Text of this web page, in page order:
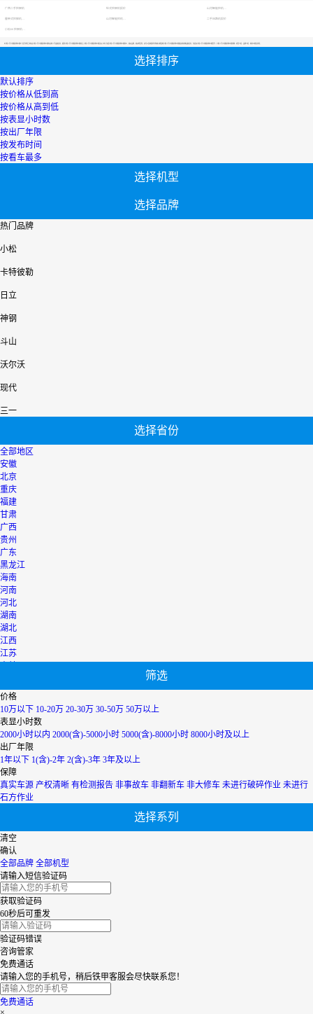
广西二手挖掘机 轮式挖掘机报价
二手压路机报价
【小松二手小挖掘机网价格】专区为您汇总有关小松二手小挖掘机网价格有关的二手设备信息，提供小松二手小挖掘机网价格转让,小松二手小挖掘机网价格买卖,市场,包括小松二手小挖掘机网价格报价，热卖品牌，热卖地区等；还可以直接看到为您精心挑选的小松二手小挖掘机网价格相关的机械设备信息，包括其小松二手小挖掘机网价格型号、小松二手小挖掘机网价格参数、机型介绍、品牌介绍、新机价格信息等；
选择排序
默认排序
按价格从低到高
按价格从高到低
按表显小时数
按出厂年限
按发布时间
按看车最多
选择机型
选择品牌
热门品牌
小松
卡特彼勒
日立
神钢
斗山
沃尔沃
现代
三一
选择省份
全部地区
安徽
北京
重庆
福建
甘肃
广西
贵州
广东
黑龙江
海南
河南
河北
湖南
湖北
江西
江苏
宁夏
内蒙古
青海
上海
陕西
山西
山东
四川
天津
台湾
新疆
香港
云南
浙江
筛选
价格
10万以下 10-20万 20-30万 30-50万 50万以上
表显小时数
2000小时以内 2000(含)-5000小时 5000(含)-8000小时 8000小时及以上
出厂年限
1年以下 1(含)-2年 2(含)-3年 3年及以上
保障
真实车源 产权清晰 有检测报告 非事故车 非翻新车 非大修车 未进行破碎作业 未进行
石方作业
选择系列
清空
确认
全部品牌 全部机型
请输入短信验证码
获取验证码
60秒后可重发
验证码错误
咨询管家
免费通话
请输入您的手机号，稍后铁甲客服会尽快联系您！
免费通话